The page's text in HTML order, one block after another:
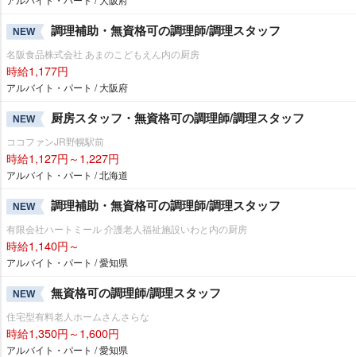
NEW 調理補助・無資格可の調理師/調理スタッフ
名阪食品株式会社 あまのこどもえん内の厨房
時給1,177円
アルバイト・パート / 大阪府
NEW 厨房スタッフ・無資格可の調理師/調理スタッフ
ココファンJR野幌駅前
時給1,127円～1,227円
アルバイト・パート / 北海道
NEW 調理補助・無資格可の調理師/調理スタッフ
有限会社ハートミール 介護老人福祉施設いわと内の厨房
時給1,140円～
アルバイト・パート / 愛知県
NEW 無資格可の調理師/調理スタッフ
住宅型有料老人ホームさんさらな
時給1,350円～1,600円
アルバイト・パート / 愛知県